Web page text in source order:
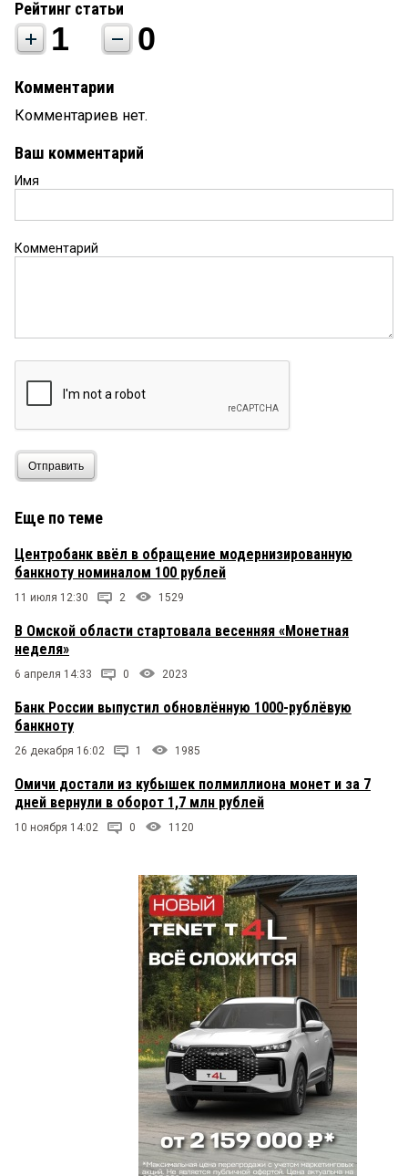
Рейтинг статьи
1 0
Комментарии
Комментариев нет.
Ваш комментарий
Имя
Комментарий
Отправить
Еще по теме
Центробанк ввёл в обращение модернизированную
банкноту номиналом 100 рублей
11 июля 12:30 2 1529
В Омской области стартовала весенняя «Монетная
неделя»
6 апреля 14:33 0 2023
Банк России выпустил обновлённую 1000-рублёвую
банкноту
26 декабря 16:02 1 1985
Омичи достали из кубышек полмиллиона монет и за 7
дней вернули в оборот 1,7 млн рублей
10 ноября 14:02 0 1120